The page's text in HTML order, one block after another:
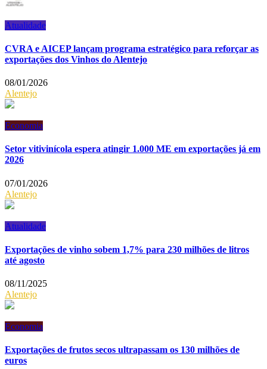
Atualidade
CVRA e AICEP lançam programa estratégico para reforçar as
exportações dos Vinhos do Alentejo
08/01/2026
Alentejo
Economia
Setor vitivinícola espera atingir 1.000 ME em exportações já em
2026
07/01/2026
Alentejo
Atualidade
Exportações de vinho sobem 1,7% para 230 milhões de litros
até agosto
08/11/2025
Alentejo
Economia
Exportações de frutos secos ultrapassam os 130 milhões de
euros